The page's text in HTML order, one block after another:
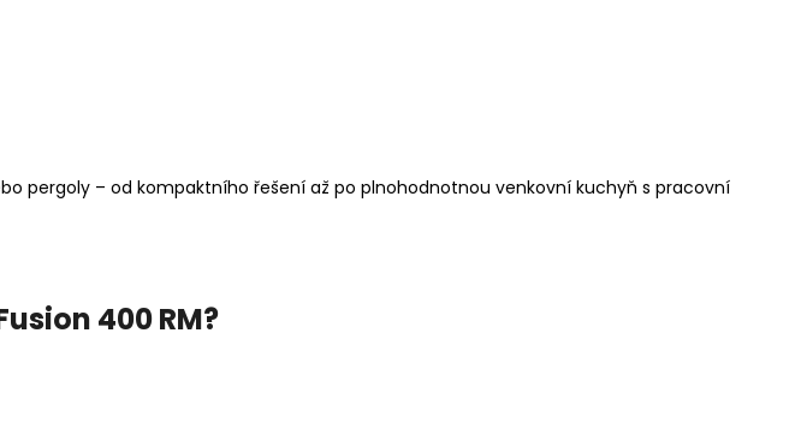
pergoly – od kompaktního řešení až po plnohodnotnou venkovní kuchyň s pracovní
400 RM?